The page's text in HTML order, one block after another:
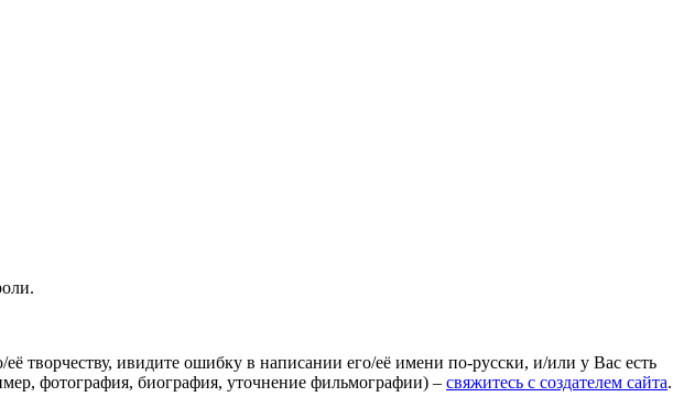
творчеству, ивидите ошибку в написании его/её имени по-русски, и/или у Вас есть
фотография, биография, уточнение фильмографии) – свяжитесь с создателем сайта.